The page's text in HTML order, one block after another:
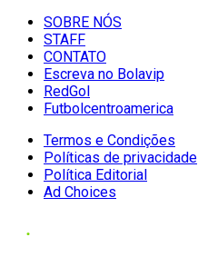
SOBRE NÓS
STAFF
CONTATO
Escreva no Bolavip
RedGol
Futbolcentroamerica
Termos e Condições
Políticas de privacidade
Política Editorial
Ad Choices